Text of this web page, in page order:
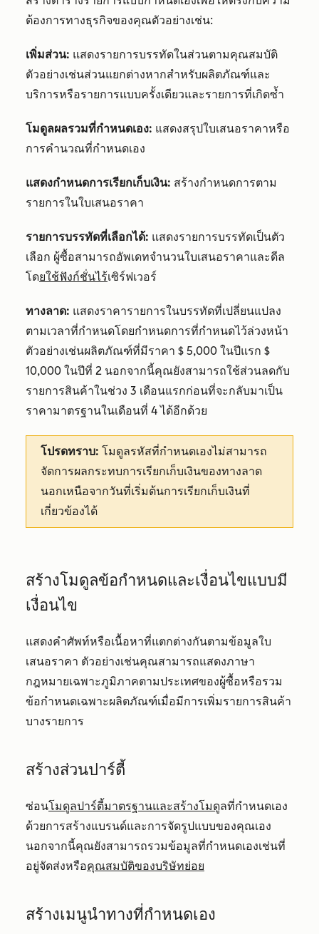
ต้องการทางธุรกิจของคุณตัวอย่างเช่น:
เพิ่มส่วน: แสดงรายการบรรทัดในส่วนตามคุณสมบัติ
ตัวอย่างเช่นส่วนแยกต่างหากสำหรับผลิตภัณฑ์และ
บริการหรือรายการแบบครั้งเดียวและรายการที่เกิดซ้ำ
โมดูลผลรวมที่กำหนดเอง: แสดงสรุปใบเสนอราคาหรือ
การคำนวณที่กำหนดเอง
แสดงกำหนดการเรียกเก็บเงิน: สร้างกำหนดการตาม
รายการในใบเสนอราคา
รายการบรรทัดที่เลือกได้: แสดงรายการบรรทัดเป็นตัว
เลือก ผู้ซื้อสามารถอัพเดทจำนวนใบเสนอราคาและดีล
โดยใช้ฟังก์ชั่นไร้เซิร์ฟเวอร์
ทางลาด: แสดงราคารายการในบรรทัดที่เปลี่ยนแปลง
ตามเวลาที่กำหนดโดยกำหนดการที่กำหนดไว้ล่วงหน้า
ตัวอย่างเช่นผลิตภัณฑ์ที่มีราคา $ 5,000 ในปีแรก $
10,000 ในปีที่ 2 นอกจากนี้คุณยังสามารถใช้ส่วนลดกับ
รายการสินค้าในช่วง 3 เดือนแรกก่อนที่จะกลับมาเป็น
ราคามาตรฐานในเดือนที่ 4 ได้อีกด้วย
โปรดทราบ: โมดูลรหัสที่กำหนดเองไม่สามารถ
จัดการผลกระทบการเรียกเก็บเงินของทางลาด
นอกเหนือจากวันที่เริ่มต้นการเรียกเก็บเงินที่
เกี่ยวข้องได้
สร้างโมดูลข้อกำหนดและเงื่อนไขแบบมี
เงื่อนไข
แสดงคำศัพท์หรือเนื้อหาที่แตกต่างกันตามข้อมูลใบ
เสนอราคา ตัวอย่างเช่นคุณสามารถแสดงภาษา
กฎหมายเฉพาะภูมิภาคตามประเทศของผู้ซื้อหรือรวม
ข้อกำหนดเฉพาะผลิตภัณฑ์เมื่อมีการเพิ่มรายการสินค้า
บางรายการ
สร้างส่วนปาร์ตี้
ซ่อนโมดูลปาร์ตี้มาตรฐานและสร้างโมดูลที่กำหนดเอง
ด้วยการสร้างแบรนด์และการจัดรูปแบบของคุณเอง
นอกจากนี้คุณยังสามารถรวมข้อมูลที่กำหนดเองเช่นที่
อยู่จัดส่งหรือคุณสมบัติของบริษัทย่อย
สร้างเมนูนำทางที่กำหนดเอง